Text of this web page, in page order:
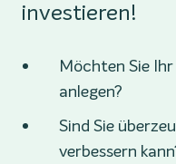
investieren!
Möchten Sie
anlegen?
Sind Sie
verbessern